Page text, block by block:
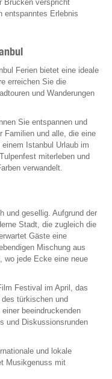
Brücken verspricht
entspanntes Erlebnis
Ferien bietet eine ideale
erreichen Sie die
und Wanderungen
Sie entspannen und
Familien und alle, die eine
Istanbul Urlaub im
miterleben und
verwandelt.
und gesellig. Aufgrund der
Stadt, die zugleich die
Gäste eine
Mischung aus
wo jede Ecke eine neue
Festival im April, das
türkischen und
beeindruckenden
und Diskussionsrunden
und lokale
Musikgenuss mit